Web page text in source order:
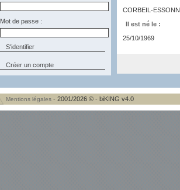
Mot de passe :
Créer un compte
CORBEIL-
Il est né le :
25/10/1969
Mentions légales - 2001/2026 © - biKING v4.0